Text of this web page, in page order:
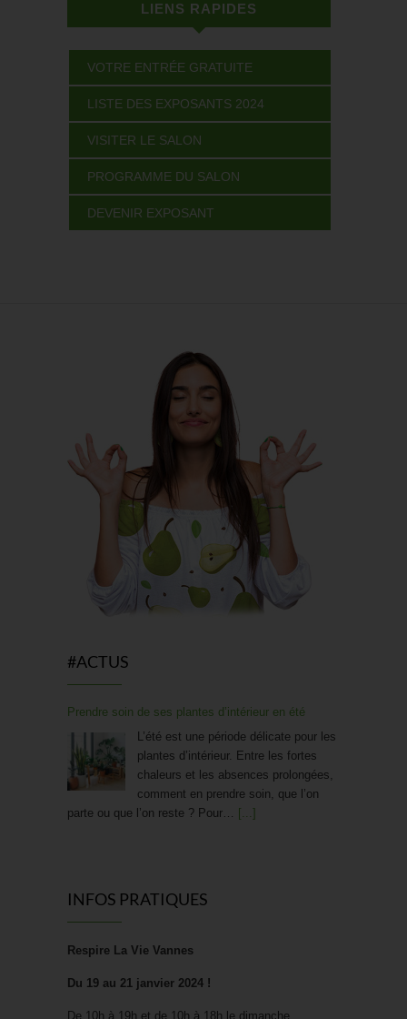
LIENS RAPIDES
VOTRE ENTRÉE GRATUITE
LISTE DES EXPOSANTS 2024
VISITER LE SALON
PROGRAMME DU SALON
DEVENIR EXPOSANT
#ACTUS
Prendre soin de ses plantes d’intérieur en été
L’été est une période délicate pour les
plantes d’intérieur. Entre les fortes
chaleurs et les absences prolongées,
comment en prendre soin, que l’on
parte ou que l’on reste ? Pour… [...]
À l’heure où la rentrée de septembre
invite à repenser sa routine bien-être
pour s’interroger sur ses protections
INFOS PRATIQUES
Respire La Vie Vannes
Du 19 au 21 janvier 2024 !
De 10h à 19h et de 10h à 18h le dimanche.